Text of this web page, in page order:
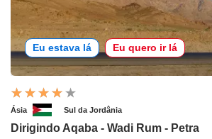
Eu estava lá Eu quero ir lá
Ásia Sul da Jordânia
Dirigindo Aqaba - Wadi Rum - Petra